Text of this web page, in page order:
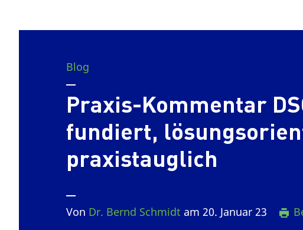
Blog
Praxis-Kommentar
fundiert,
praxistauglich
Von Dr. Bernd Schmidt am 20. Januar 23